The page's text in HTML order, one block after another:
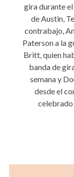
gira durante
de Austin,
contrabajo,
Paterson a la
Britt, quien
banda de
semana y
desde el
celebrado